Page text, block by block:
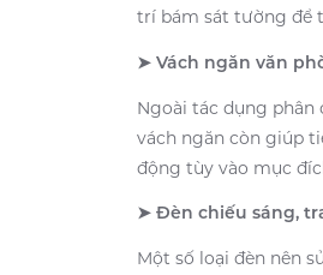
trí bám sát tường để
➤ Vách ngăn văn
Ngoài tác dụng phân
vách ngăn còn giúp
động tùy vào mục
➤ Đèn chiếu sáng,
Một số loại đèn nên